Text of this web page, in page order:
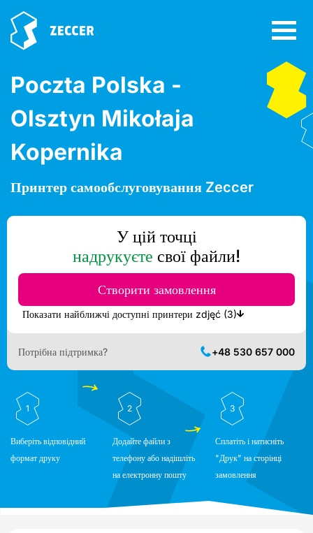
Poczta Polska -
Olsztyn Mikołaja
Kopernika
Принтер самообслуговування Zeccer
У цій точці
надрукуєте свої файли!
Створити замовлення
Показати найближчі доступні принтери zdjęć (3)
Потрібна підтримка? +48 530 657 000
1
Виберіть відповідний
формат друку
2
Додайте файли з
телефону або надішліть
на електронну пошту
3
Сплатіть і натисніть
"Друк" на сторінці
замовлення